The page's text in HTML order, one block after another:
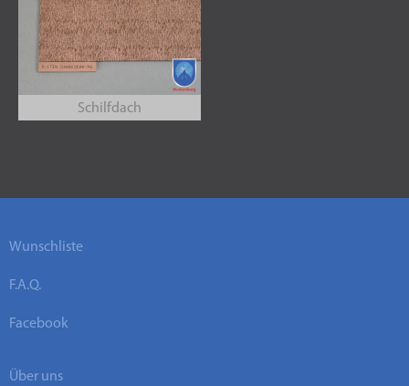
Schilfdach
Wunschliste
F.A.Q.
Facebook
Über uns